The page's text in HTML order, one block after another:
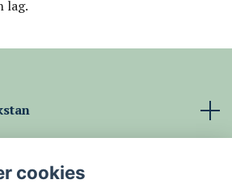
lag.
cookies